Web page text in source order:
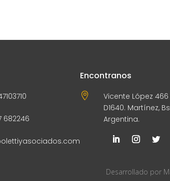
682246
Encontranos

Vicente López 466
D1640. Martínez,
Argentina.
Desarrollado por